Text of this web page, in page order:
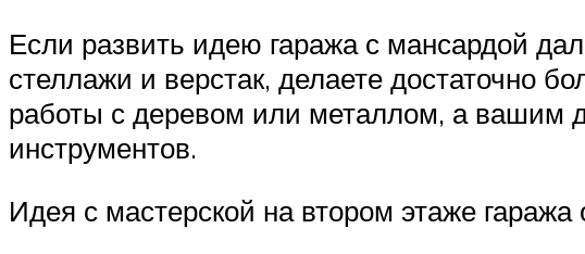
Если развить идею гаража с мансардой
стеллажи и верстак, делаете достаточно
работы с деревом или металлом, а вашим
инструментов.
Идея с мастерской на втором этаже